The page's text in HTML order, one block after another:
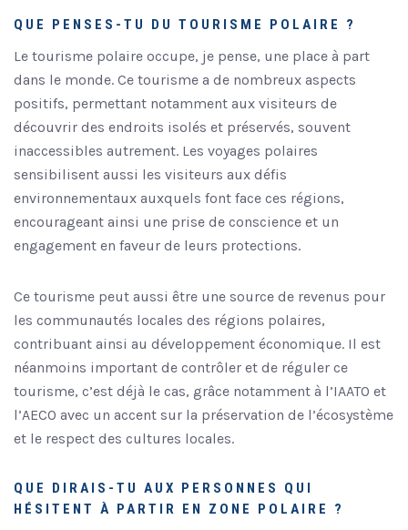
QUE PENSES-TU DU TOURISME POLAIRE ?
Le tourisme polaire occupe, je pense, une place à part
dans le monde. Ce tourisme a de nombreux aspects
positifs, permettant notamment aux visiteurs de
découvrir des endroits isolés et préservés, souvent
inaccessibles autrement. Les voyages polaires
sensibilisent aussi les visiteurs aux défis
environnementaux auxquels font face ces régions,
encourageant ainsi une prise de conscience et un
engagement en faveur de leurs protections.
Ce tourisme peut aussi être une source de revenus pour
les communautés locales des régions polaires,
contribuant ainsi au développement économique. Il est
néanmoins important de contrôler et de réguler ce
tourisme, c’est déjà le cas, grâce notamment à l’IAATO et
l’AECO avec un accent sur la préservation de l’écosystème
et le respect des cultures locales.
QUE DIRAIS-TU AUX PERSONNES QUI
HÉSITENT À PARTIR EN ZONE POLAIRE ?